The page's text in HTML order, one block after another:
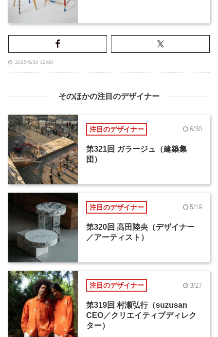
2025/5/30 12:00
そのほかの注目のデザイナー
注目のデザイナー 6/30
第321回 ガラージュ（建築集
団）
注目のデザイナー 5/19
第320回 高田陸央（デザイナー
／アーティスト）
注目のデザイナー 3/27
第319回 村瀬弘行（suzusan
CEO／クリエイティブディレク
ター）